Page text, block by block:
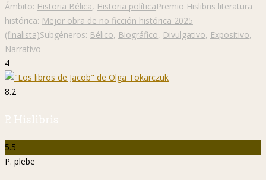
Ámbito: Historia Bélica, Historia políticaPremio Hislibris literatura
histórica: Mejor obra de no ficción histórica 2025
(finalista)Subgéneros: Bélico, Biográfico, Divulgativo, Expositivo,
Narrativo
4
8.2
P. Hislibris
5.5
P. plebe